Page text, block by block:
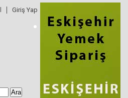
Giriş Yap